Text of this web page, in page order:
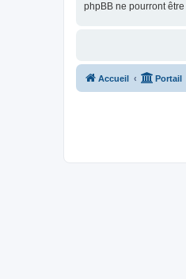
phpBB ne pourront
Accueil Portail